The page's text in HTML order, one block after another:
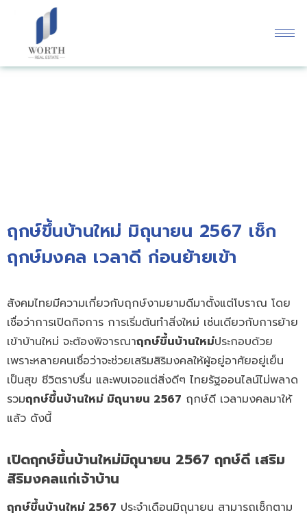
ฤกษ์ขึ้นบ้านใหม่ มิถุนายน 2567 เช็ก
ฤกษ์มงคล เวลาดี ก่อนย้ายเข้า
สังคมไทยมีความเกี่ยวกับฤกษ์งามยามดีมาตั้งแต่โบราณ โดย
เชื่อว่าการเปิดกิจการ การเริ่มต้นทำสิ่งใหม่ เช่นเดียวกับการย้าย
เข้าบ้านใหม่ จะต้องพิจารณาฤกษ์ขึ้นบ้านใหม่ประกอบด้วย
เพราะหลายคนเชื่อว่าจะช่วยเสริมสิริมงคลให้ผู้อยู่อาศัยอยู่เย็น
เป็นสุข ชีวิตราบรื่น และพบเจอแต่สิ่งดีๆ ไทยรัฐออนไลน์ไม่พลาด
รวมฤกษ์ขึ้นบ้านใหม่ มิถุนายน 2567 ฤกษ์ดี เวลามงคลมาให้
แล้ว ดังนี้
เปิดฤกษ์ขึ้นบ้านใหม่มิถุนายน 2567 ฤกษ์ดี เสริม
สิริมงคลแก่เจ้าบ้าน
ฤกษ์ขึ้นบ้านใหม่ 2567 ประจำเดือนมิถุนายน สามารถเช็กตาม